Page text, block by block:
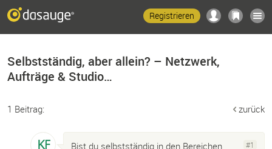
Registrieren
Selbstständig, aber allein? – Netzwerk,
Aufträge & Studio…
1 Beitrag: zurück
#1
Bist du selbstständig in den Bereichen